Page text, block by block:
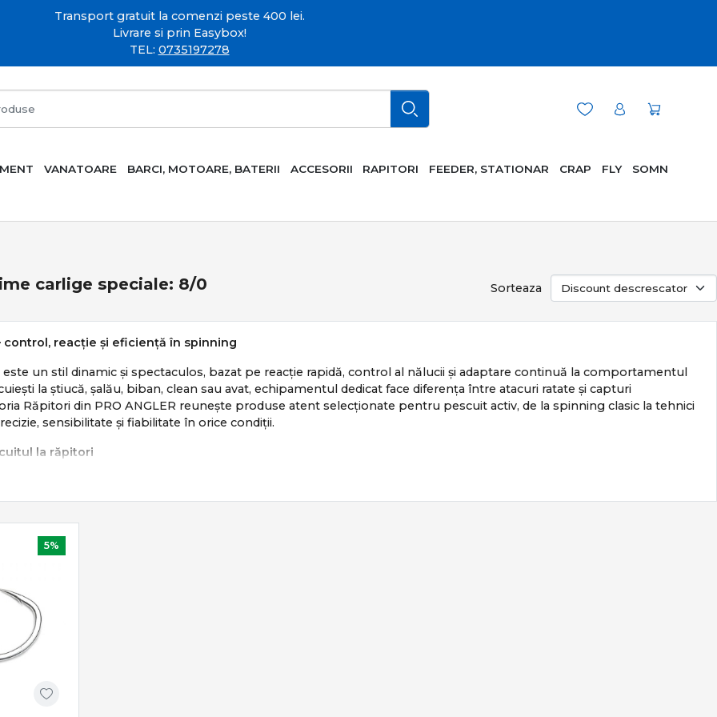
Transport gratuit la comenzi peste 400 lei.
Livrare si prin Easybox!
TEL: 0735197278
VANATOARE BARCI, MOTOARE, BATERII ACCESORII RAPITORI FEEDER, STATIONAR CRAP FLY SOMN
carlige speciale: 8/0 Sorteaza
control, reacție și eficiență în spinning
un stil dinamic și spectaculos, bazat pe reacție rapidă, control al nălucii și adaptare continuă la comportamentul
la știucă, șalău, biban, clean sau avat, echipamentul dedicat face diferența între atacuri ratate și capturi
Răpitori din PRO ANGLER reunește produse atent selecționate pentru pescuit activ, de la spinning clasic la tehnici
sensibilitate și fiabilitate în orice condiții.
la răpitori
bazează pe:
în recuperare
mobil și extrem de eficient atunci când echipamentul este ales corect.
pentru pescuitul la răpitori
include o gamă completă de produse dedicate:
& baitcasting
5%